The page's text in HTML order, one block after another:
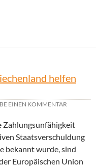
trotzt wieder der
helfen
EINEN KOMMENTAR
Zahlungsunfähigkeit
Staatsverschuldung
bekannt wurde, sind
Europäischen Union